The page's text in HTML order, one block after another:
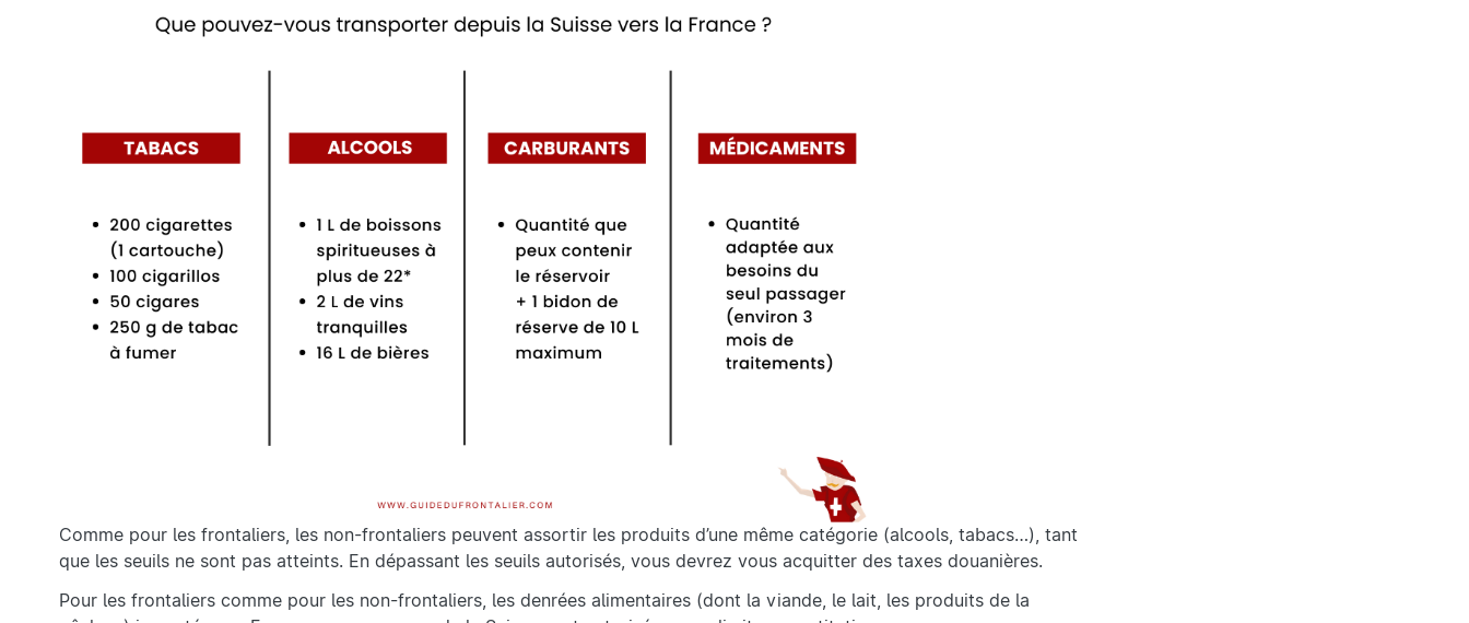
Comme pour les frontaliers, les non-frontaliers peuvent assortir les produits d’une même catégorie (alcools, tabacs…), tant
que les seuils ne sont pas atteints. En dépassant les seuils autorisés, vous devrez vous acquitter des taxes douanières.
Pour les frontaliers comme pour les non-frontaliers, les denrées alimentaires (dont la viande, le lait, les produits de la